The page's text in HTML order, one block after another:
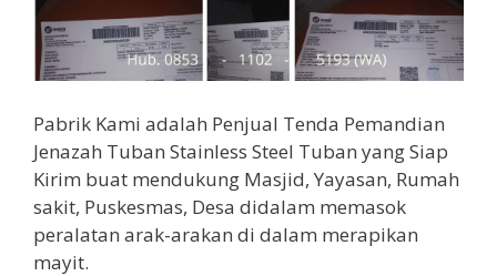
Pabrik Kami adalah Penjual Tenda Pemandian
Jenazah Tuban Stainless Steel Tuban yang Siap
Kirim buat mendukung Masjid, Yayasan, Rumah
sakit, Puskesmas, Desa didalam memasok
peralatan arak-arakan di dalam merapikan
mayit.